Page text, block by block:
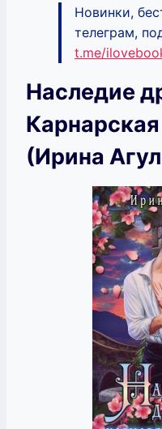
Новинки,
телеграм,
t.me/
Наследие
(Ирина